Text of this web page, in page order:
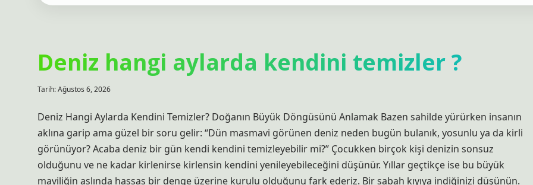
Topluluk
ve
Fikir
Yazılar
Deniz hangi aylarda kendini temizler ?
Tarih: Ağustos 6, 2026
Deniz Hangi Aylarda Kendini Temizler? Doğanın Büyük Döngüsünü Anlamak Bazen sahilde yürürken insanın
aklına garip ama güzel bir soru gelir: “Dün masmavi görünen deniz neden bugün bulanık, yosunlu ya da kirli
görünüyor? Acaba deniz bir gün kendi kendini temizleyebilir mi?” Çocukken birçok kişi denizin sonsuz
olduğunu ve ne kadar kirlenirse kirlensin kendini yenileyebileceğini düşünür. Yıllar geçtikçe ise bu büyük
maviliğin aslında hassas bir denge üzerine kurulu olduğunu fark ederiz. Bir sabah kıyıya indiğinizi düşünün.